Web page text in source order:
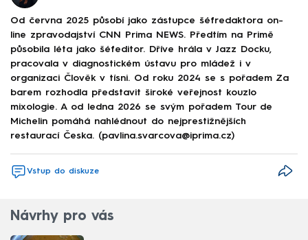
Od června 2025 působí jako zástupce šéfredaktora on-
line zpravodajství CNN Prima NEWS. Předtím na Primě
působila léta jako šéfeditor. Dříve hrála v Jazz Docku,
pracovala v diagnostickém ústavu pro mládež i v
organizaci Člověk v tísni. Od roku 2024 se s pořadem Za
barem rozhodla představit široké veřejnost kouzlo
mixologie. A od ledna 2026 se svým pořadem Tour de
Michelin pomáhá nahlédnout do nejprestižnějších
restaurací Česka. (pavlina.svarcova@iprima.cz)
Vstup do diskuze
Návrhy pro vás